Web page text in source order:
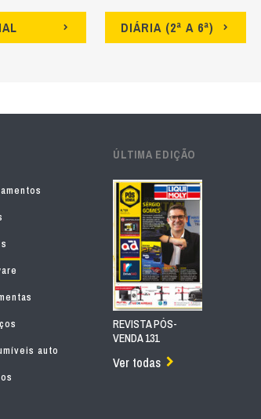
DIÁRIA (2ª A 6ª)
auto
ÚLTIMA EDIÇÃO
REVISTA PÓS-
VENDA 131
Ver todas